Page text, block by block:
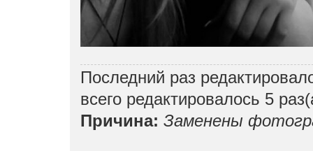
Последний раз
всего редактировалось 5
Причина: Заменены